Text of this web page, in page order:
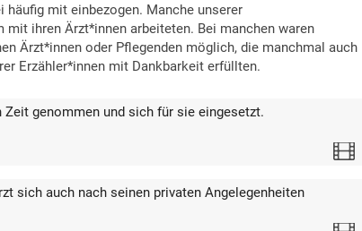
häufig mit einbezogen. Manche unserer
ihren Ärzt*innen arbeiteten. Bei manchen waren
Ärzt*innen oder Pflegenden möglich, die manchmal auch
Erzähler*innen mit Dankbarkeit erfüllten.
genommen und sich für sie eingesetzt.
sich auch nach seinen privaten Angelegenheiten